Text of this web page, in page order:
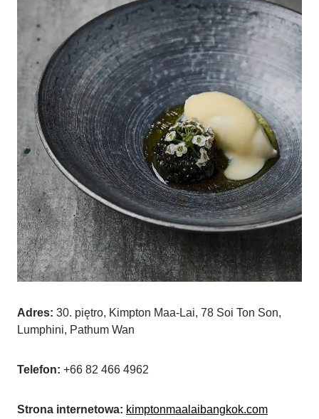
Adres: 30. piętro, Kimpton Maa-Lai, 78 Soi Ton Son,
Lumphini, Pathum Wan
Telefon: +66 82 466 4962
Strona internetowa: kimptonmaalaibangkok.com